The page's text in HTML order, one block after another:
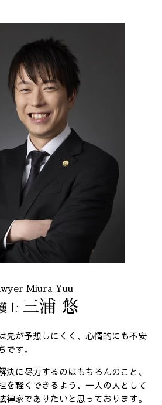
Miura Yuu
士 三浦 悠
先が予想しにくく、心情的にも不安
す。
に尽力するのはもちろんのこと、
を軽くできるよう、一人の人として
律家でありたいと思っております。